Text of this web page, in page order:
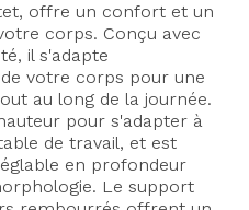
offre un confort et un
corps. Conçu avec
il s'adapte
votre corps pour une
au long de la journée.
pour s'adapter à
de travail, et est
en profondeur
Le support